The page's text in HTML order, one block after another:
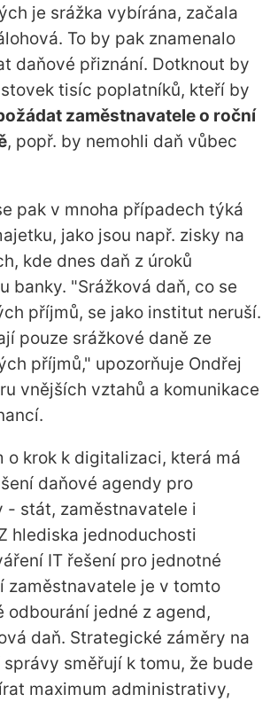
je srážka vybírána, začala
To by pak znamenalo
daňové přiznání. Dotknout by
tisíc poplatníků, kteří by
zaměstnavatele o roční
, popř. by nemohli daň vůbec
pak v mnoha případech týká
jako jsou např. zisky na
kde dnes daň z úroků
banky. "Srážková daň, co se
příjmů, se jako institut neruší.
pouze srážkové daně ze
příjmů," upozorňuje Ondřej
vnějších vztahů a komunikace
o krok k digitalizaci, která má
daňové agendy pro
- stát, zaměstnavatele i
hlediska jednoduchosti
IT řešení pro jednotné
zaměstnavatele je v tomto
odbourání jedné z agend,
daň. Strategické záměry na
směřují k tomu, že bude
maximum administrativy,